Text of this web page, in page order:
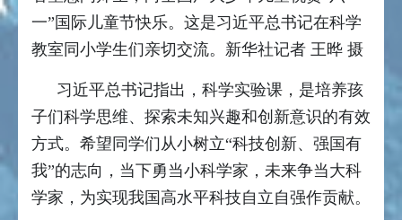
一”国际儿童节快乐。这是习近平总书记在科学
教室同小学生们亲切交流。新华社记者 王晔 摄
习近平总书记指出，科学实验课，是培养孩
子们科学思维、探索未知兴趣和创新意识的有效
方式。希望同学们从小树立“科技创新、强国有
我”的志向，当下勇当小科学家，未来争当大科
学家，为实现我国高水平科技自立自强作贡献。